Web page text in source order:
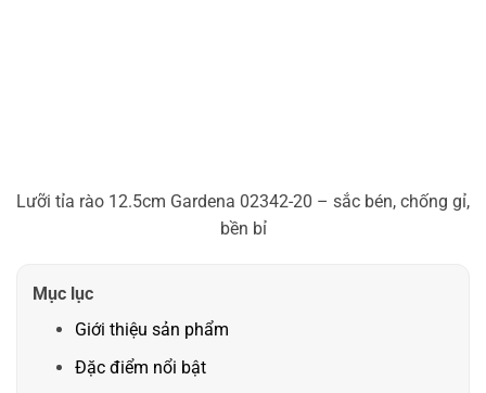
Lưỡi tỉa rào 12.5cm Gardena 02342-20 – sắc bén, chống gỉ,
bền bỉ
Mục lục
Giới thiệu sản phẩm
Đặc điểm nổi bật